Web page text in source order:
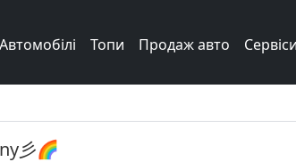
Автомобілі Топи Продаж авто
彡🌈